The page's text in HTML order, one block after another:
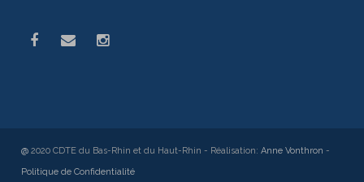
@ 2020 CDTE du Bas-Rhin et du Haut-Rhin - Réalisation:Anne Vonthron -
Politique de Confidentialité